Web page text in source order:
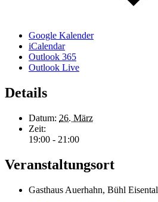
Google Kalender
iCalendar
Outlook 365
Outlook Live
Details
Datum: 26. März
Zeit:
19:00 - 21:00
Veranstaltungsort
Gasthaus Auerhahn, Bühl Eisental